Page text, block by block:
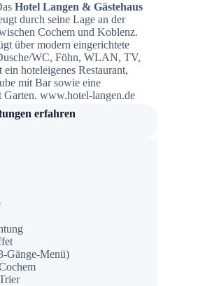
Hotel Langen & Gästehaus
durch seine Lage an der
Cochem und Koblenz.
über modern eingerichtete
WC, Föhn, WLAN, TV,
hoteleigenes Restaurant,
mit Bar sowie eine
Garten. www.hotel-langen.de
erfahren
Gänge-Menü)